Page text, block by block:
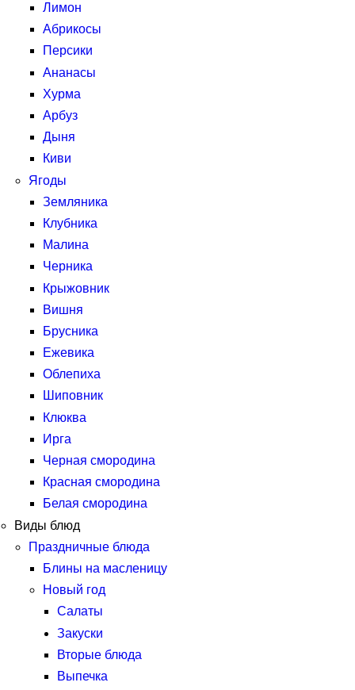
Лимон
Абрикосы
Персики
Ананасы
Хурма
Арбуз
Дыня
Киви
Ягоды
Земляника
Клубника
Малина
Черника
Крыжовник
Вишня
Брусника
Ежевика
Облепиха
Шиповник
Клюква
Ирга
Черная смородина
Красная смородина
Белая смородина
Виды блюд
Праздничные блюда
Блины на масленицу
Новый год
Салаты
Закуски
Вторые блюда
Выпечка